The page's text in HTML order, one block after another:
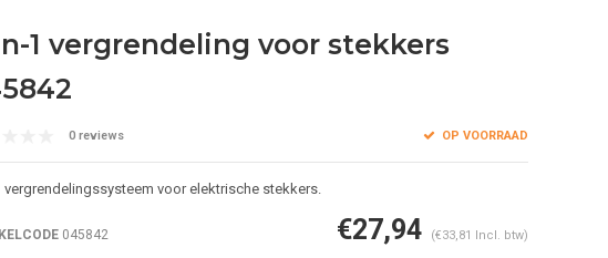
1 vergrendeling voor stekkers
0 reviews OP VOORRAAD
vergrendelingssysteem voor elektrische stekkers.
045842 €27,94 (€33,81 Incl. btw)